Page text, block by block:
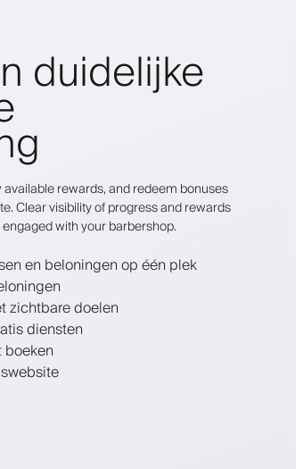
duidelijke
rewards, and redeem bonuses
Clear visibility of progress and rewards
with your barbershop.
en beloningen op één plek
zichtbare doelen
diensten